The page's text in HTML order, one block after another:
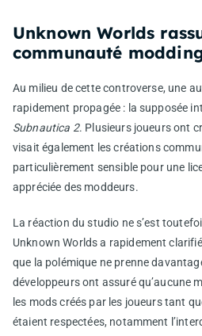
Unknown Worlds
communauté
Au milieu de cette controverse, une
rapidement propagée : la supposée
Subnautica 2. Plusieurs joueurs ont
visait également les créations
particulièrement sensible pour une
appréciée des moddeurs.
La réaction du studio ne s’est
Unknown Worlds a rapidement
que la polémique ne prenne
développeurs ont assuré qu’aucune
les mods créés par les joueurs tant
étaient respectées, notamment